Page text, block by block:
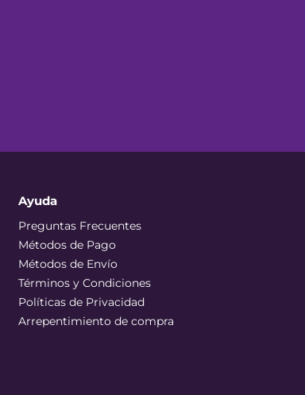
Ayuda
Preguntas Frecuentes
Métodos de Pago
Métodos de Envío
Términos y Condiciones
Políticas de Privacidad
Arrepentimiento de compra